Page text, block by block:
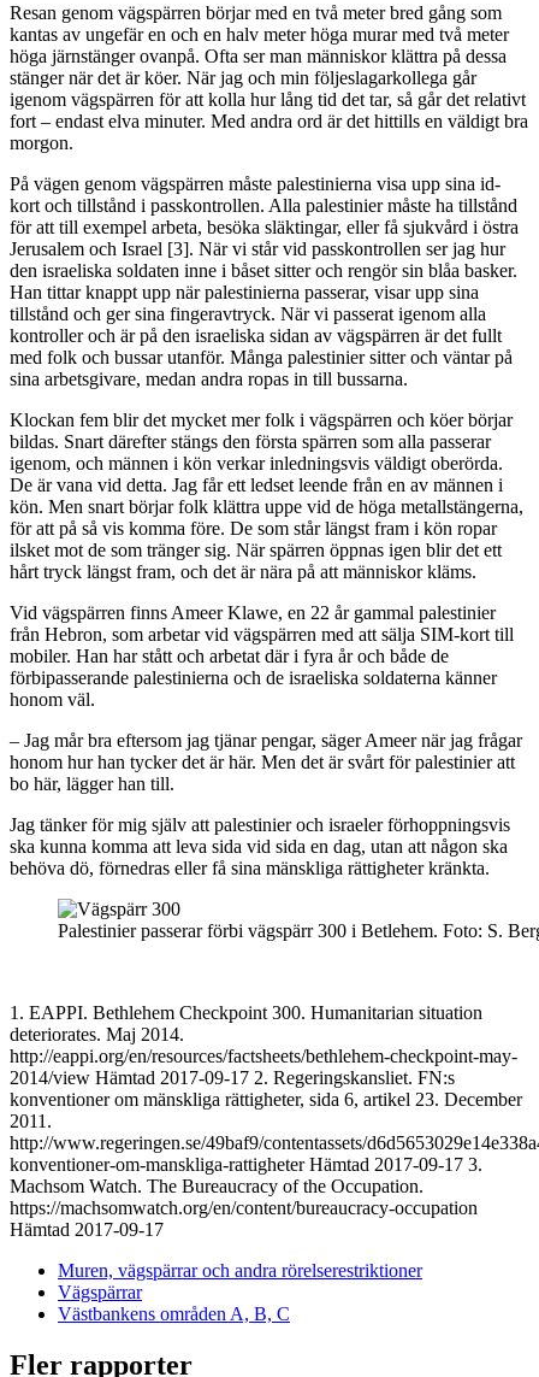
Resan genom vägspärren börjar med en två meter bred gång som
kantas av ungefär en och en halv meter höga murar med två meter
höga järnstänger ovanpå. Ofta ser man människor klättra på dessa
stänger när det är köer. När jag och min följeslagarkollega går
igenom vägspärren för att kolla hur lång tid det tar, så går det relativt
fort – endast elva minuter. Med andra ord är det hittills en väldigt bra
morgon.
På vägen genom vägspärren måste palestinierna visa upp sina id-
kort och tillstånd i passkontrollen. Alla palestinier måste ha tillstånd
för att till exempel arbeta, besöka släktingar, eller få sjukvård i östra
Jerusalem och Israel [3]. När vi står vid passkontrollen ser jag hur
den israeliska soldaten inne i båset sitter och rengör sin blåa basker.
Han tittar knappt upp när palestinierna passerar, visar upp sina
tillstånd och ger sina fingeravtryck. När vi passerat igenom alla
kontroller och är på den israeliska sidan av vägspärren är det fullt
med folk och bussar utanför. Många palestinier sitter och väntar på
sina arbetsgivare, medan andra ropas in till bussarna.
Klockan fem blir det mycket mer folk i vägspärren och köer börjar
bildas. Snart därefter stängs den första spärren som alla passerar
igenom, och männen i kön verkar inledningsvis väldigt oberörda.
De är vana vid detta. Jag får ett ledset leende från en av männen i
kön. Men snart börjar folk klättra uppe vid de höga metallstängerna,
för att på så vis komma före. De som står längst fram i kön ropar
ilsket mot de som tränger sig. När spärren öppnas igen blir det ett
hårt tryck längst fram, och det är nära på att människor kläms.
Vid vägspärren finns Ameer Klawe, en 22 år gammal palestinier
från Hebron, som arbetar vid vägspärren med att sälja SIM-kort till
mobiler. Han har stått och arbetat där i fyra år och både de
förbipasserande palestinierna och de israeliska soldaterna känner
honom väl.
– Jag mår bra eftersom jag tjänar pengar, säger Ameer när jag frågar
honom hur han tycker det är här. Men det är svårt för palestinier att
bo här, lägger han till.
Jag tänker för mig själv att palestinier och israeler förhoppningsvis
ska kunna komma att leva sida vid sida en dag, utan att någon ska
behöva dö, förnedras eller få sina mänskliga rättigheter kränkta.
Palestinier passerar förbi vägspärr 300 i Betlehem. Foto: S.
1. EAPPI. Bethlehem Checkpoint 300. Humanitarian situation
deteriorates. Maj 2014.
http://eappi.org/en/resources/factsheets/bethlehem-checkpoint-may-
2014/view Hämtad 2017-09-17 2. Regeringskansliet. FN:s
konventioner om mänskliga rättigheter, sida 6, artikel 23. December
2011.
http://www.regeringen.se/49baf9/contentassets/
konventioner-om-manskliga-rattigheter Hämtad 2017-09-17 3.
Machsom Watch. The Bureaucracy of the Occupation.
https://machsomwatch.org/en/content/bureaucracy-occupation
Hämtad 2017-09-17
Muren, vägspärrar och andra rörelserestriktioner
Vägspärrar
Västbankens områden A, B, C
Fler rapporter